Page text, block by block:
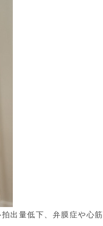
出量低下、弁膜症や心筋